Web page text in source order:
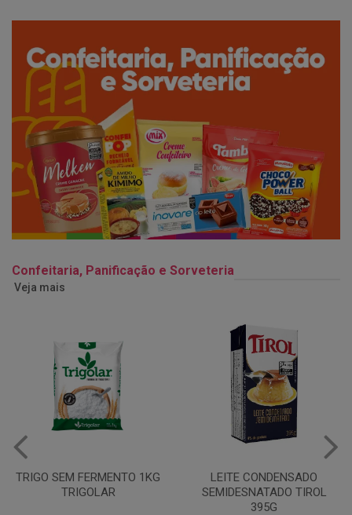
Confeitaria, Panificação e Sorveteria
Veja mais
TRIGO SEM FERMENTO 1KG
TRIGOLAR
LEITE CONDENSADO
SEMIDESNATADO TIROL
395G